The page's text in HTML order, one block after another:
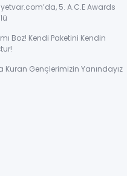
5. A.C.E Awards
Boz! Kendi Paketini Kendin
Kuran Gençlerimizin Yanındayız